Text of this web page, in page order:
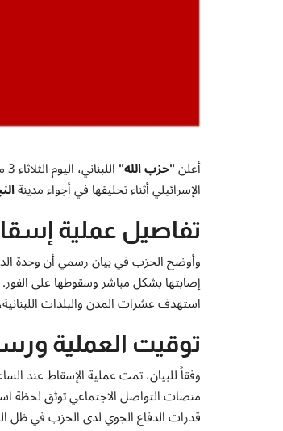
أعلن"حزب الله"
الإسرائيلي أثناء تحليقها في أجواء مدينة
تفاصيل عملية
وأوضح الحزب في بيان رسمي أن وحدة
إصابتها بشكل مباشر وسقوطها على الفور.
استهدف عشرات المدن والبلدات
توقيت العملية
وفقاً للبيان، تمت عملية الإسقاط عند
منصات التواصل الاجتماعي توثق لحظة
قدرات الدفاع الجوي لدى الحزب في ظل